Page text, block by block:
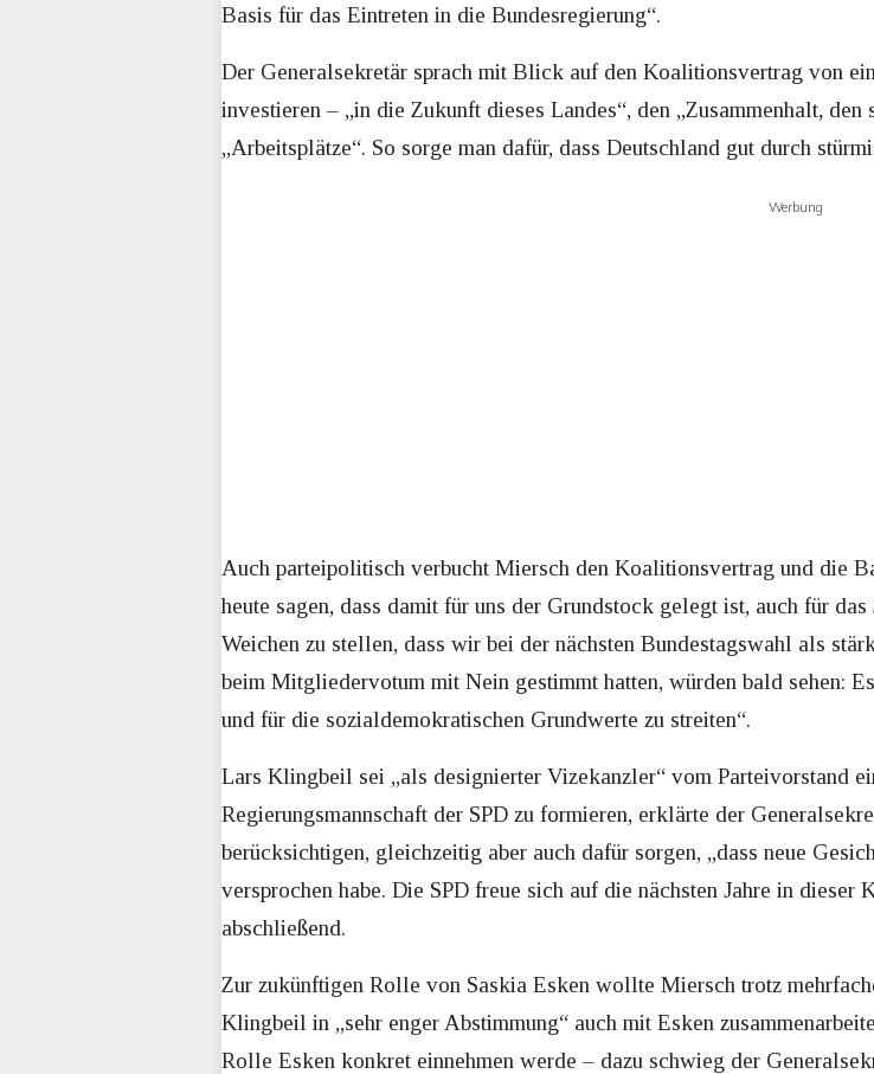
Basis für das Eintreten in die Bundesregierung“.
Der Generalsekretär sprach mit Blick auf den Koalitionsvertrag von
investieren – „in die Zukunft dieses Landes“, den „Zusammenhalt,
„Arbeitsplätze“. So sorge man dafür, dass Deutschland gut durch
Werbung
Auch parteipolitisch verbucht Miersch den Koalitionsvertrag und die
heute sagen, dass damit für uns der Grundstock gelegt ist, auch für
Weichen zu stellen, dass wir bei der nächsten Bundestagswahl als
beim Mitgliedervotum mit Nein gestimmt hatten, würden bald sehen:
und für die sozialdemokratischen Grundwerte zu streiten“.
Lars Klingbeil sei „als designierter Vizekanzler“ vom Parteivorstand
Regierungsmannschaft der SPD zu formieren, erklärte der
berücksichtigen, gleichzeitig aber auch dafür sorgen, „dass neue
versprochen habe. Die SPD freue sich auf die nächsten Jahre in
abschließend.
Zur zukünftigen Rolle von Saskia Esken wollte Miersch trotz
Klingbeil in „sehr enger Abstimmung“ auch mit Esken
Rolle Esken konkret einnehmen werde – dazu schwieg der